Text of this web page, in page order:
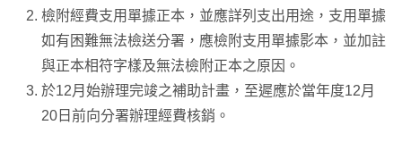
檢附經費支用單據正本，並應詳列支出用途，支用單據
如有困難無法檢送分署，應檢附支用單據影本，並加註
與正本相符字樣及無法檢附正本之原因。
於12月始辦理完竣之補助計畫，至遲應於當年度12月
20日前向分署辦理經費核銷。